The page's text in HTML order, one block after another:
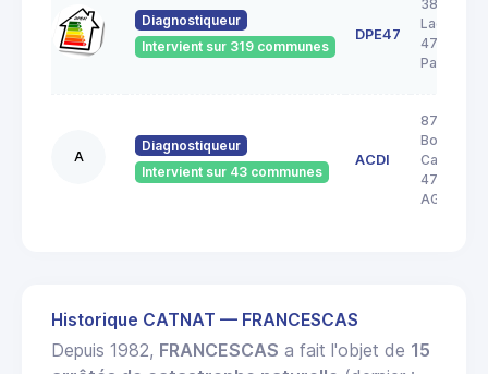
Diagnostiqueur
Intervient sur 319 communes
DPE47
38 rue
47520 Le
Passage
A
Diagnostiqueur
Intervient sur 43 communes
ACDI
87
Boulevard
Carnot
47000
AGEN
Historique CATNAT — FRANCESCAS
Depuis 1982, FRANCESCAS a fait l'objet de 15